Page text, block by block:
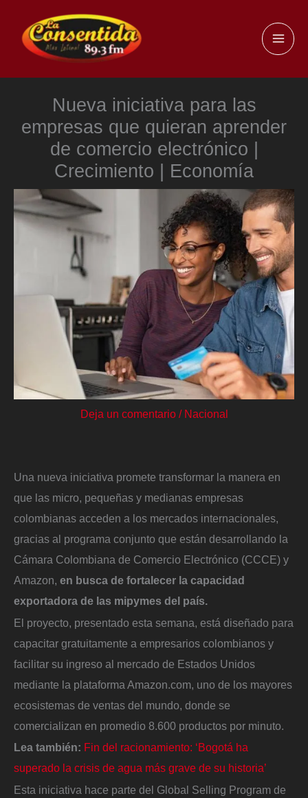
contenido
Nueva iniciativa para las
empresas que quieran aprender
de comercio electrónico |
Crecimiento | Economía
Deja un comentario / Nacional
Una nueva iniciativa promete transformar la manera en
que las micro, pequeñas y medianas empresas
colombianas acceden a los mercados internacionales,
gracias al programa conjunto que están desarrollando la
Cámara Colombiana de Comercio Electrónico (CCCE) y
Amazon, en busca de fortalecer la capacidad
exportadora de las mipymes del país.
El proyecto, presentado esta semana, está diseñado para
capacitar gratuitamente a empresarios colombianos y
facilitar su ingreso al mercado de Estados Unidos
mediante la plataforma Amazon.com, uno de los mayores
ecosistemas de ventas del mundo, donde se
comercializan en promedio 8.600 productos por minuto.
Lea también: Fin del racionamiento: ‘Bogotá ha
superado la crisis de agua más grave de su historia’
Esta iniciativa hace parte del Global Selling Program de